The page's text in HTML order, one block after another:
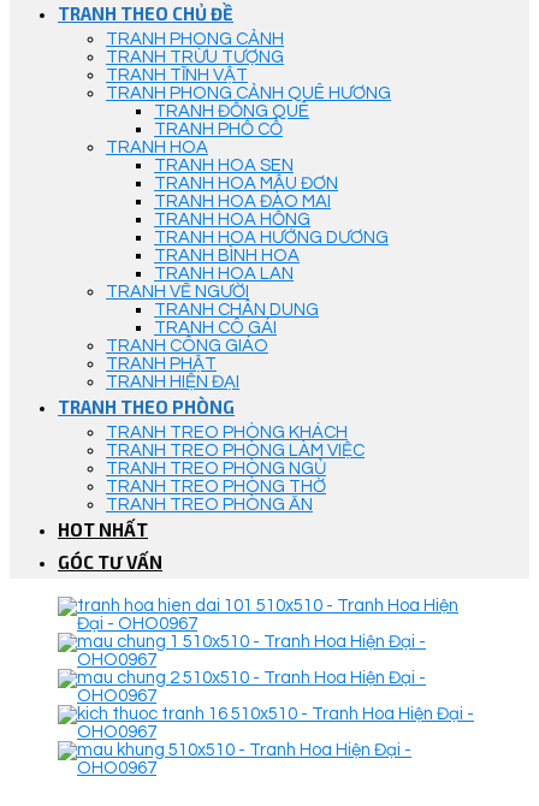
TRANH THEO CHỦ ĐỀ
TRANH PHONG CẢNH
TRANH TRỪU TƯỢNG
TRANH TĨNH VẬT
TRANH PHONG CẢNH QUÊ HƯƠNG
TRANH ĐỒNG QUÊ
TRANH PHỐ CỔ
TRANH HOA
TRANH HOA SEN
TRANH HOA MẪU ĐƠN
TRANH HOA ĐÀO MAI
TRANH HOA HỒNG
TRANH HOA HƯỚNG DƯƠNG
TRANH BÌNH HOA
TRANH HOA LAN
TRANH VẼ NGƯỜI
TRANH CHÂN DUNG
TRANH CÔ GÁI
TRANH CÔNG GIÁO
TRANH PHẬT
TRANH HIỆN ĐẠI
TRANH THEO PHÒNG
TRANH TREO PHÒNG KHÁCH
TRANH TREO PHÒNG LÀM VIỆC
TRANH TREO PHÒNG NGỦ
TRANH TREO PHÒNG THỜ
TRANH TREO PHÒNG ĂN
HOT NHẤT
GÓC TƯ VẤN